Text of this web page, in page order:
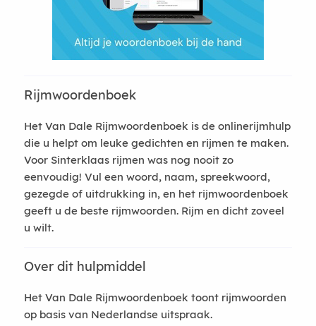
Rijmwoordenboek
Het Van Dale Rijmwoordenboek is de onlinerijmhulp
die u helpt om leuke gedichten en rijmen te maken.
Voor Sinterklaas rijmen was nog nooit zo
eenvoudig! Vul een woord, naam, spreekwoord,
gezegde of uitdrukking in, en het rijmwoordenboek
geeft u de beste rijmwoorden. Rijm en dicht zoveel
u wilt.
Over dit hulpmiddel
Het Van Dale Rijmwoordenboek toont rijmwoorden
op basis van Nederlandse uitspraak.